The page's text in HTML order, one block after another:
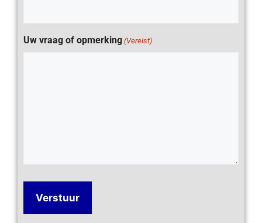
Uw vraag of opmerking (Vereist)